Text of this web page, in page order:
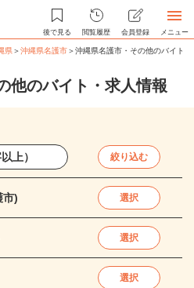
後で見る 閲覧履歴 会員登録 メニュー
県＞沖縄県名護市＞沖縄県名護市・その他のバイト
他のバイト・求人情報
絞り込む
市) 選択
選択
選択